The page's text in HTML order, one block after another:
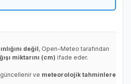
değil, Open-Meteo tarafından
miktarını (cm) ifade eder.
güncellenir ve meteorolojik tahminlere